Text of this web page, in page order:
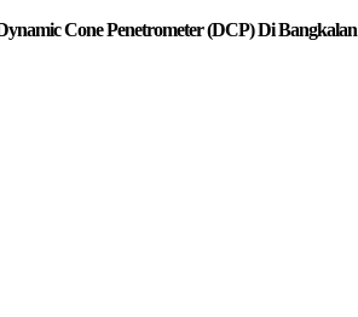
Cone Penetrometer (DCP) Di Bangkalan